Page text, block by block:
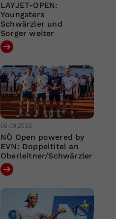
LAYJET-OPEN:
Youngsters
Schwärzler und
Sorger weiter
06.09.2025
NÖ Open powered by
EVN: Doppeltitel an
Oberleitner/Schwärzler